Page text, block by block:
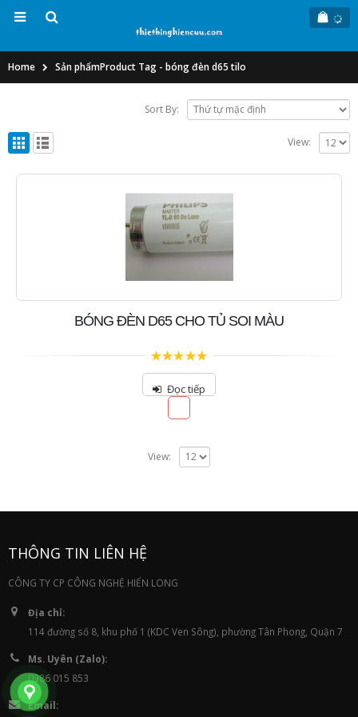
Home Sản phẩmProduct Tag - bóng đèn d65 tilo
Sort By:
View:
BÓNG ĐÈN D65 CHO TỦ SOI MÀU
5.00out of 5
Đọc tiếp
View:
THÔNG TIN LIÊN HỆ
CÔNG TY CP CÔNG NGHỆ HIỂN LONG
Địa chỉ:
114 đường số 8, khu phố 1 (KDC Ven Sông), phường Tân Phong, Quận 7
Ms. Uyên (Zalo):
0386 015 853
Email: